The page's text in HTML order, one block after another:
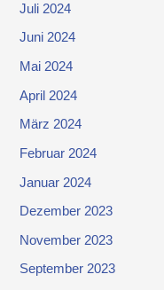
Juli 2024
Juni 2024
Mai 2024
April 2024
März 2024
Februar 2024
Januar 2024
Dezember 2023
November 2023
September 2023